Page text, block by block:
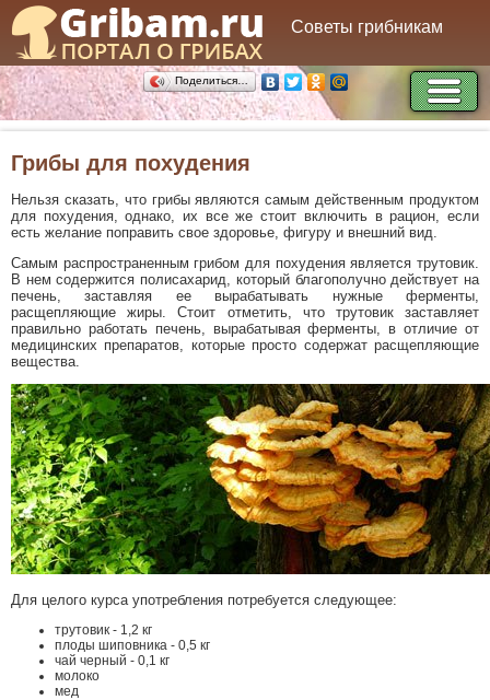
Советы грибникам
Поделиться…
Грибы для похудения
Нельзя сказать, что грибы являются самым действенным продуктом
для похудения, однако, их все же стоит включить в рацион, если
есть желание поправить свое здоровье, фигуру и внешний вид.
Самым распространенным грибом для похудения является трутовик.
В нем содержится полисахарид, который благополучно действует на
печень, заставляя ее вырабатывать нужные ферменты,
расщепляющие жиры. Стоит отметить, что трутовик заставляет
правильно работать печень, вырабатывая ферменты, в отличие от
медицинских препаратов, которые просто содержат расщепляющие
вещества.
Для целого курса употребления потребуется следующее:
трутовик - 1,2 кг
плоды шиповника - 0,5 кг
чай черный - 0,1 кг
молоко
мед